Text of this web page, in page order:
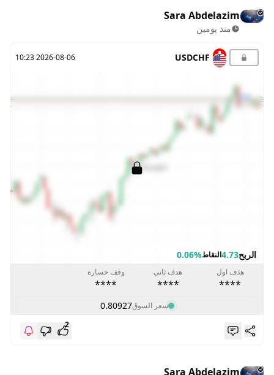
Sara Abdelazim
منذ يومين
USDCHF
2026-08-06 10:23
الربح4.73النقاط0.06%
هدف اول
****
هدف ثاني
****
وقف خسارة
****
سعر السوق0.80927
2
Sara Abdelazim